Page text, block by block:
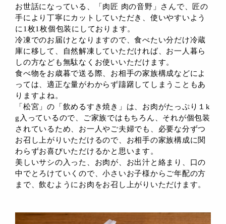
お世話になっている、「肉匠 肉の音野」さんで、匠の
手により丁寧にカットしていただき、使いやすいよう
に1枚1枚個包装にしております。
冷凍でのお届けとなりますので、食べたい分だけ冷蔵
庫に移して、自然解凍していただければ、お一人暮ら
しの方なども無駄なくお使いいただけます。
食べ物をお歳暮で送る際、お相手の家族構成などによ
っては、適正な量がわからず躊躇してしまうこともあ
りますよね。
「松宮」の「飲めるすき焼き」は、お肉がたっぷり１k
g入っているので、ご家族ではもちろん、それが個包装
されているため、お一人やご夫婦でも、必要な分ずつ
お召し上がりいただけるので、お相手の家族構成に関
わらずお喜びいただけるかと思います。
美しいサシの入った、お肉が、お出汁と絡まり、口の
中でとろけていくので、小さいお子様からご年配の方
まで、飲むようにお肉をお召し上がりいただけます。